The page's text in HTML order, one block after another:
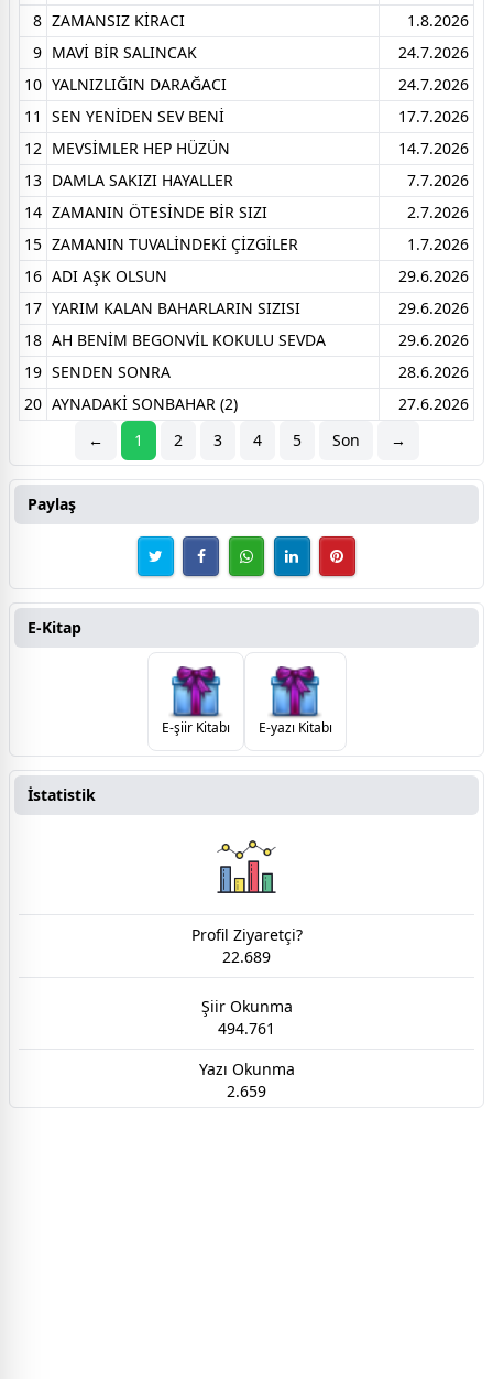
8 ZAMANSIZ KİRACI
1.8.2026
9 MAVİ BİR SALINCAK
24.7.2026
10 YALNIZLIĞIN DARAĞACI
24.7.2026
11
SEN YENİDEN SEV BENİ
17.7.2026
12 MEVSİMLER HEP HÜZÜN
14.7.2026
13 DAMLA SAKIZI HAYALLER
7.7.2026
14 ZAMANIN ÖTESİNDE BİR SIZI
2.7.2026
15 ZAMANIN TUVALİNDEKİ ÇİZGİLER
1.7.2026
16 ADI AŞK OLSUN
29.6.2026
17 YARIM KALAN BAHARLARIN SIZISI
29.6.2026
18 AH BENİM BEGONVİL KOKULU SEVDA
29.6.2026
19 SENDEN SONRA
28.6.2026
20 AYNADAKİ SONBAHAR (2)
27.6.2026
←
1 2 3 4 5 Son →
Paylaş
E-Kitap
E-şiir Kitabı E-yazı Kitabı
İstatistik
Profil Ziyaretçi?
22.689
Şiir Okunma
494.761
Yazı Okunma
2.659